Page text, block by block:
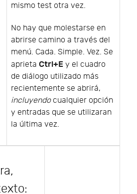
mismo test otra vez.
No hay que molestarse en
abrirse camino a través del
menú. Cada. Simple. Vez. Se
aprieta Ctrl+E y el cuadro
de diálogo utilizado más
recientemente se abrirá,
incluyendocualquier opción
y entradas que se utilizaran
la última vez.